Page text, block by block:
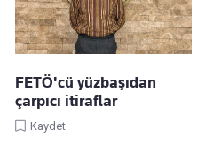
FETÖ'cü yüzbaşıdan
çarpıcı itiraflar
Kaydet